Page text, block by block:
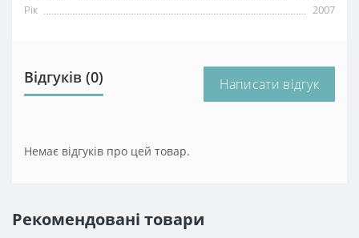
Рік
2007
Відгуків (0) Написати відгук
Немає відгуків про цей товар.
Рекомендовані товари